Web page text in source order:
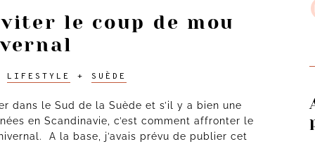
le coup de mou
LIFESTYLE + SUÈDE
dans le Sud de la Suède et s’il y a bien une
en Scandinavie, c’est comment affronter le
A la base, j’avais prévu de publier cet